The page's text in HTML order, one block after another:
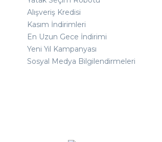
Alışveriş Kredisi
Kasım İndirimleri
En Uzun Gece İndirimi
Yeni Yıl Kampanyası
Sosyal Medya Bilgilendirmeleri